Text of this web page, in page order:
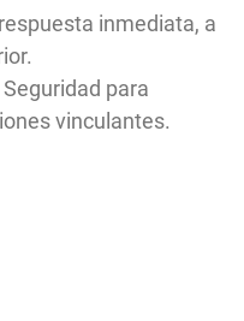
inmediata, a
para
vinculantes.